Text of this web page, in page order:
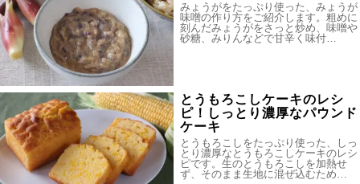
みょうがをたっぷり使った、みょうが
味噌の作り方をご紹介します。粗めに
刻んだみょうがをさっと炒め、味噌や
砂糖、みりんなどで甘辛く味付…
とうもろこしケーキのレシ
ピ！しっとり濃厚なパウンド
ケーキ
とうもろこしをたっぷり使った、しっ
とり濃厚なとうもろこしケーキのレシ
ピです。生のとうもろこしを加熱せ
ず、そのまま生地に混ぜ込むため…